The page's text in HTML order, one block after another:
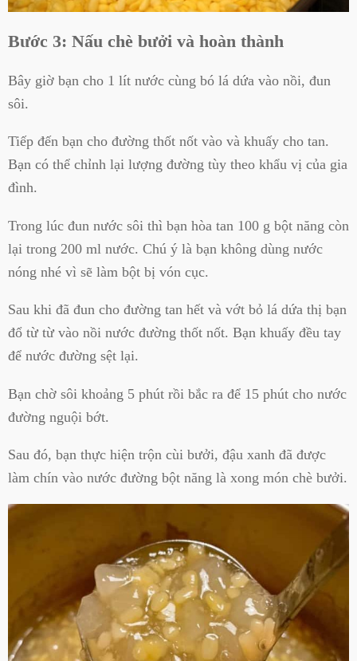
Bước 3: Nấu chè bưởi và hoàn thành
Bây giờ bạn cho 1 lít nước cùng bó lá dứa vào nồi, đun
sôi.
Tiếp đến bạn cho đường thốt nốt vào và khuấy cho tan.
Bạn có thể chỉnh lại lượng đường tùy theo khẩu vị của gia
đình.
Trong lúc đun nước sôi thì bạn hòa tan 100 g bột năng còn
lại trong 200 ml nước. Chú ý là bạn không dùng nước
nóng nhé vì sẽ làm bột bị vón cục.
Sau khi đã đun cho đường tan hết và vớt bỏ lá dứa thị bạn
đổ từ từ vào nồi nước đường thốt nốt. Bạn khuấy đều tay
để nước đường sệt lại.
Bạn chờ sôi khoảng 5 phút rồi bắc ra để 15 phút cho nước
đường nguội bớt.
Sau đó, bạn thực hiện trộn cùi bưởi, đậu xanh đã được
làm chín vào nước đường bột năng là xong món chè bưởi.